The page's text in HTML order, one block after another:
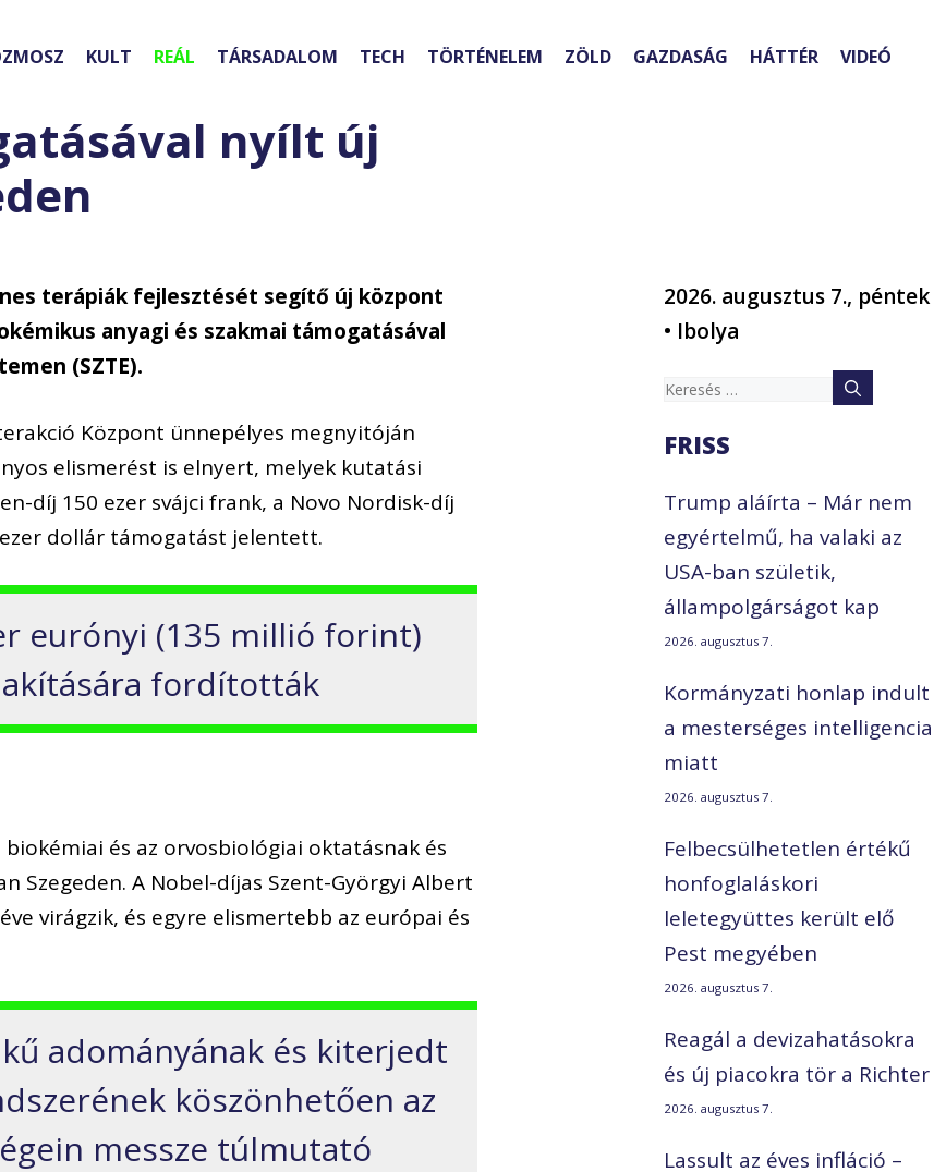
KULT REÁL TÁRSADALOM TECH TÖRTÉNELEM ZÖLD GAZDASÁG HÁTTÉR VIDEÓ
nyílt új
terápiák fejlesztését segítő új központ
anyagi és szakmai támogatásával
(SZTE).
Központ ünnepélyes megnyitóján
elismerést is elnyert, melyek kutatási
díj 150 ezer svájci frank, a Novo Nordisk-díj
dollár támogatást jelentett.
eurónyi (135 millió forint)
fordították
és az orvosbiológiai oktatásnak és
Szegeden. A Nobel-díjas Szent-Györgyi Albert
virágzik, és egyre elismertebb az európai és
adományának és kiterjedt
köszönhetően az
messze túlmutató
2026. augusztus 7., péntek
• Ibolya
Keresés:
FRISS
Trump aláírta – Már nem
egyértelmű, ha valaki az
USA-ban születik,
állampolgárságot kap
2026. augusztus 7.
Kormányzati honlap indult
a mesterséges intelligencia
miatt
2026. augusztus 7.
Felbecsülhetetlen értékű
honfoglaláskori
leletegyüttes került elő
Pest megyében
2026. augusztus 7.
Reagál a devizahatásokra
és új piacokra tör a Richter
2026. augusztus 7.
Lassult az éves infláció –